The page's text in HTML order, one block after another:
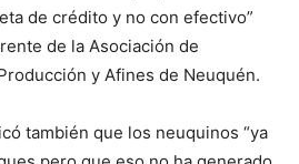
de crédito y no con efectivo”
de la Asociación de
y Afines de Neuquén.
también que los neuquinos “ya